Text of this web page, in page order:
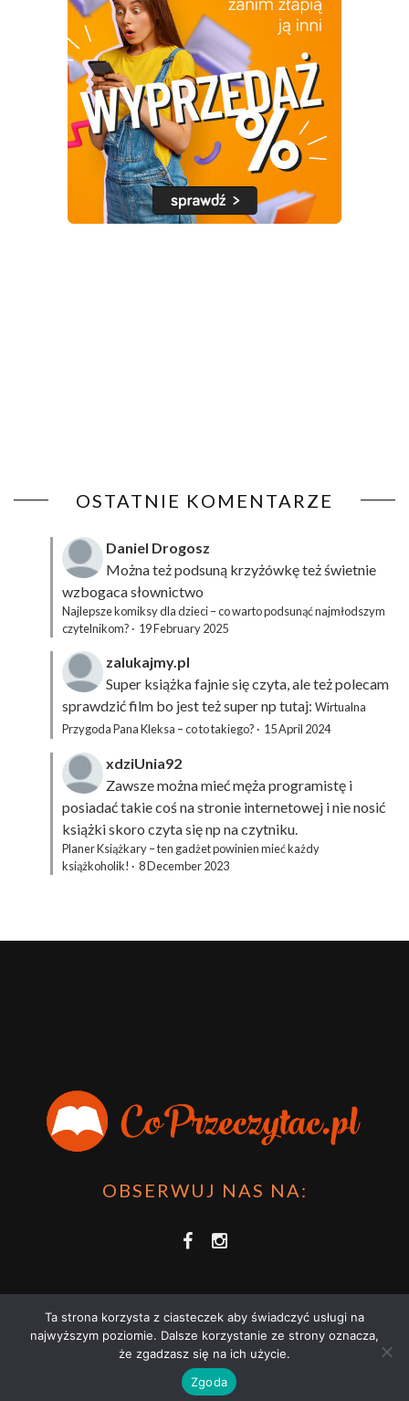
OSTATNIE KOMENTARZE
Daniel Drogosz
Można też podsuną krzyżówkęteż świetnie
wzbogaca słownictwo
Najlepsze komiksy dla dzieci – co warto podsunąć najmłodszym
czytelnikom? · 19 February 2025
zalukajmy.pl
Super książka fajnie się czyta, ale też polecam
sprawdzić film bo jest też super np tutaj: Wirtualna
Przygoda Pana Kleksa – co to takiego? · 15 April 2024
xdziUnia92
Zawsze można mieć męża programistę i
posiadać takie coś na stronie internetowej i nie nosić
książki skoro czyta się np na czytniku.
Planer Książkary – ten gadżet powinien mieć każdy
książkoholik! · 8 December 2023
OBSERWUJ NAS NA:
COPRZECZYTAĆ.PL 2021 | STRONA WYKORZYSTUJE PLIKI COOKIES |
POLITYKĄ PRYWATNOŚCI
Ta strona korzysta z ciasteczek aby świadczyć usługi na
najwyższym poziomie. Dalsze korzystanie ze strony oznacza,
że zgadzasz się na ich użycie.
Zgoda